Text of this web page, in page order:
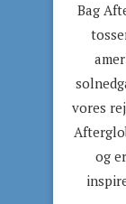
Bag
vores
og